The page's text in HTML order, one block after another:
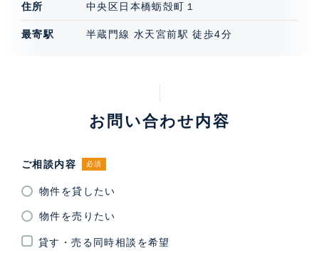
住所 中央区日本橋蛎殻町１
最寄駅 半蔵門線 水天宮前駅 徒歩4分
お問い合わせ内容
ご相談内容 必須
物件を貸したい
物件を売りたい
貸す・売る同時相談を希望